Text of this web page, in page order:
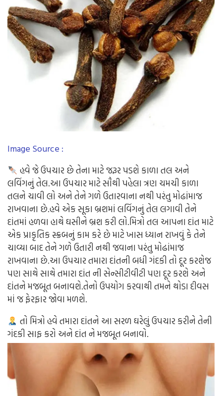
Image Source :
હવે જે ઉપચાર છે તેના માટે જરૂર પડશે કાળા તલ અને
લવિંગનું તેલ.આ ઉપચાર માટે સૌથી પહેલા ત્રણ ચમચી કાળા
તલને ચાવી લો અને તેને ગળે ઉતારવાના નથી પરંતુ મોઢાંમાજ
રાખવાના છે.હવે એક સૂકા બ્રશમાં લવિંગનું તેલ લગાવી તેને
દાંતમાં હળવા હાથે ઘસીને બ્રશ કરી લો.મિત્રો તલ આપના દાંત માટે
એક પ્રાકૃતિક સ્ક્રબનું કામ કરે છે માટે ખાસ ધ્યાન રાખવું કે તેને
ચાવ્યા બાદ તેને ગળે ઉતારી નથી જવાના પરંતુ મોઢાંમાજ
રાખવાના છે.આ ઉપચાર તમારા દાંતની બધી ગંદકી તો દૂર કરશેજ
પણ સાથે સાથે તમારા દાંત ની સેન્સીટીવીટી પણ દૂર કરશે અને
દાંતને મજબૂત બનાવશે.તેનો ઉપયોગ કરવાથી તમને થોડા દીવસ
માં જ ફેરફાર જોવા મળશે.
તો મિત્રો હવે તમારા દાંતને આ સરળ ઘરેલું ઉપચાર કરીને તેની
ગંદકી સાફ કરો અને દાંત ને મજબૂત બનાવો.